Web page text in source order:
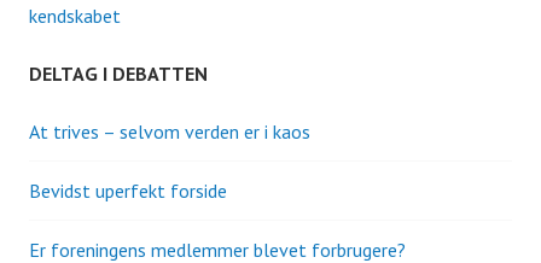
kendskabet
DELTAG I DEBATTEN
At trives – selvom verden er i kaos
Bevidst uperfekt forside
Er foreningens medlemmer blevet forbrugere?